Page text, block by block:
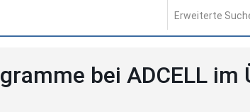
Erweiterte
bei ADCELL im